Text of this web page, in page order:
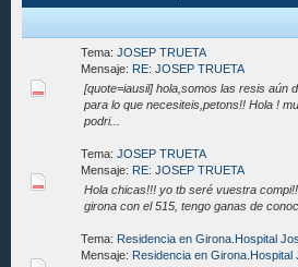
Tema: JOSEP TRUETA
Mensaje: RE: JOSEP TRUETA
[quote=iausil] hola,somos las resis aún
para lo que necesiteis,petons!! Hola !
podri...
Tema: JOSEP TRUETA
Mensaje: RE: JOSEP TRUETA
Hola chicas!!! yo tb seré vuestra
girona con el 515, tengo ganas de
Tema: Residencia en Girona.Hospital
Mensaje: Residencia en Girona.Hospital